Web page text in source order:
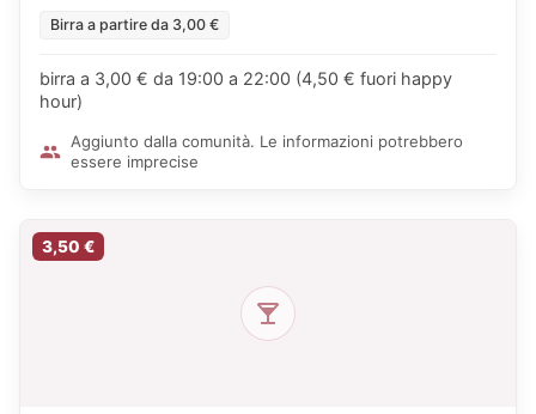
Birra a partire da 3,00 €
birra a 3,00 € da 19:00 a 22:00 (4,50 € fuori happy
hour)
Aggiunto dalla comunità. Le informazioni potrebbero
essere imprecise
3,50 €